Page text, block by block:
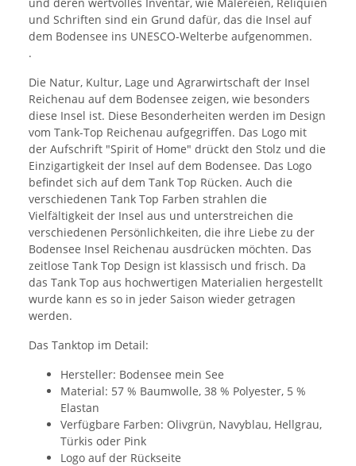
und Schriften sind ein Grund dafür, das die Insel auf
dem Bodensee ins UNESCO-Welterbe aufgenommen.
.
Die Natur, Kultur, Lage und Agrarwirtschaft der Insel
Reichenau auf dem Bodensee zeigen, wie besonders
diese Insel ist. Diese Besonderheiten werden im Design
vom Tank-Top Reichenau aufgegriffen. Das Logo mit
der Aufschrift "Spirit of Home" drückt den Stolz und die
Einzigartigkeit der Insel auf dem Bodensee. Das Logo
befindet sich auf dem Tank Top Rücken. Auch die
verschiedenen Tank Top Farben strahlen die
Vielfältigkeit der Insel aus und unterstreichen die
verschiedenen Persönlichkeiten, die ihre Liebe zu der
Bodensee Insel Reichenau ausdrücken möchten. Das
zeitlose Tank Top Design ist klassisch und frisch. Da
das Tank Top aus hochwertigen Materialien hergestellt
wurde kann es so in jeder Saison wieder getragen
werden.
Das Tanktop im Detail:
Hersteller: Bodensee mein See
Material: 57 % Baumwolle, 38 % Polyester, 5 %
Elastan
Verfügbare Farben: Olivgrün, Navyblau, Hellgrau,
Türkis oder Pink
Logo auf der Rückseite